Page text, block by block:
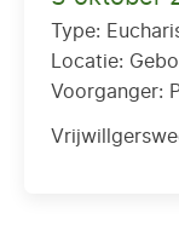
Type:
Locatie:
Voorganger: